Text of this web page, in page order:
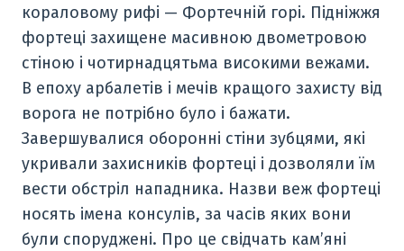
кораловому рифі — Фортечній горі. Підніжжя
фортеці захищене масивною двометровою
стіною і чотирнадцятьма високими вежами.
В епоху арбалетів і мечів кращого захисту від
ворога не потрібно було і бажати.
Завершувалися оборонні стіни зубцями, які
укривали захисників фортеці і дозволяли їм
вести обстріл нападника. Назви веж фортеці
носять імена консулів, за часів яких вони
були споруджені. Про це свідчать кам’яні